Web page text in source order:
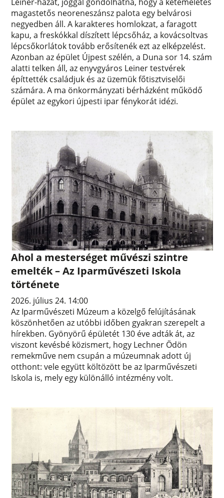
magastetős neoreneszánsz palota egy belvárosi
negyedben áll. A karakteres homlokzat, a faragott
kapu, a freskókkal díszített lépcsőház, a kovácsoltvas
lépcsőkorlátok tovább erősítenék ezt az elképzelést.
Azonban az épület Újpest szélén, a Duna sor 14. szám
alatti telken áll, az enyvgyáros Leiner testvérek
építtették családjuk és az üzemük főtisztviselői
számára. A ma önkormányzati bérházként működő
épület az egykori újpesti ipar fénykorát idézi.
Ahol a mesterséget művészi szintre
emelték – Az Iparművészeti Iskola
története
2026. július 24. 14:00
Az Iparművészeti Múzeum a közelgő felújításának
köszönhetően az utóbbi időben gyakran szerepelt a
hírekben. Gyönyörű épületét 130 éve adták át, az
viszont kevésbé közismert, hogy Lechner Ödön
remekműve nem csupán a múzeumnak adott új
otthont: vele együtt költözött be az Iparművészeti
Iskola is, mely egy különálló intézmény volt.